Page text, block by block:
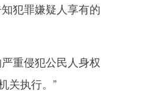
犯罪嫌疑人享有的
重侵犯公民人身权
关执行。”